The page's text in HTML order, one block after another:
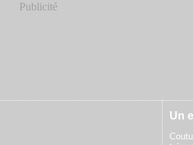
Publicité
Un